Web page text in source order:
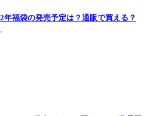
年福袋の発売予定は？通販で買える？